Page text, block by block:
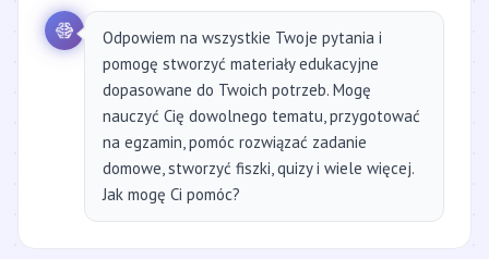
Odpowiem na wszystkie Twoje pytania i
pomogę stworzyć materiały edukacyjne
dopasowane do Twoich potrzeb. Mogę
nauczyć Cię dowolnego tematu, przygotować
na egzamin, pomóc rozwiązać zadanie
domowe, stworzyć fiszki, quizy i wiele więcej.
Jak mogę Ci pomóc?